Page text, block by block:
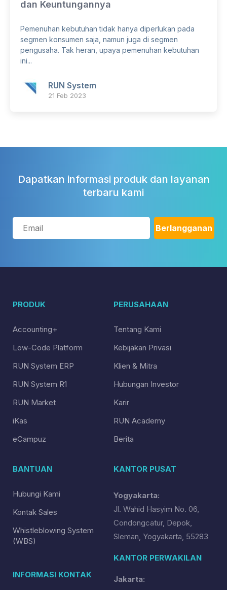
dan Keuntungannya
Pemenuhan kebutuhan tidak hanya diperlukan pada
segmen konsumen saja, namun juga di segmen
pengusaha. Tak heran, upaya pemenuhan kebutuhan
ini...
RUN System
21 Feb 2023
Dapatkan informasi produk dan layanan
terbaru kami
PRODUK
Accounting+
Low-Code Platform
RUN System ERP
RUN System R1
RUN Market
iKas
eCampuz
PERUSAHAAN
Tentang Kami
Kebijakan Privasi
Klien & Mitra
Hubungan Investor
Karir
RUN Academy
Berita
BANTUAN
Hubungi Kami
Kontak Sales
Whistleblowing System
(WBS)
INFORMASI KONTAK
KANTOR PUSAT
Yogyakarta:
Jl. Wahid Hasyim No. 06,
Condongcatur, Depok,
Sleman, Yogyakarta, 55283
KANTOR PERWAKILAN
Jakarta: